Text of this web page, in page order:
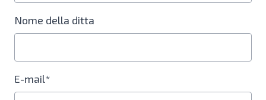
Nome della ditta
E-mail*